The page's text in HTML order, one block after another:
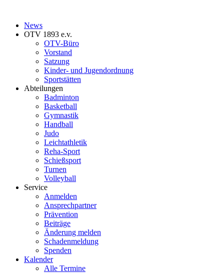
News
OTV 1893 e.v.
OTV-Büro
Vorstand
Satzung
Kinder- und Jugendordnung
Sportstätten
Abteilungen
Badminton
Basketball
Gymnastik
Handball
Judo
Leichtathletik
Reha-Sport
Schießsport
Turnen
Volleyball
Service
Anmelden
Ansprechpartner
Prävention
Beiträge
Änderung melden
Schadenmeldung
Spenden
Kalender
Alle Termine